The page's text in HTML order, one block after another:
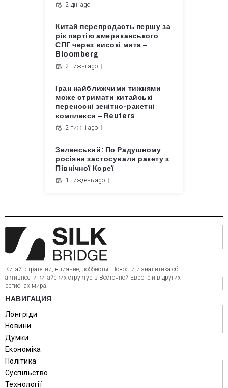
2 дні ago
Китай перепродасть першу за
рік партію американського
СПГ через високі мита –
Bloomberg
2 тижні ago
Іран найближчими тижнями
може отримати китайські
переносні зенітно-ракетні
комплекси – Reuters
2 тижні ago
Зеленський: По Радушному
росіяни застосували ракету з
Північної Кореї
1 тиждень ago
Китай: стратегии, влияние, лоббисты. Новости и аналитика об
активности китайских структур в Восточной Европе и в других
регионах мира.
НАВИГАЦИЯ
Лонгріди
Новини
Думки
Економіка
Політика
Суспільство
Технології